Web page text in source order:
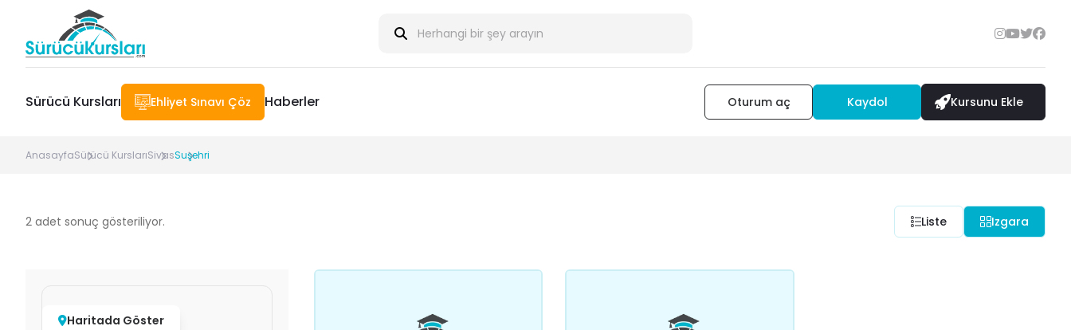
Sürücü Kursları Ehliyet Sınavı Çöz Haberler Oturum aç Kaydol Kursunu Ekle
AnasayfaSürücü KurslarıSivasSuşehri
2 adet sonuç gösteriliyor. Liste Izgara
Haritada Göster